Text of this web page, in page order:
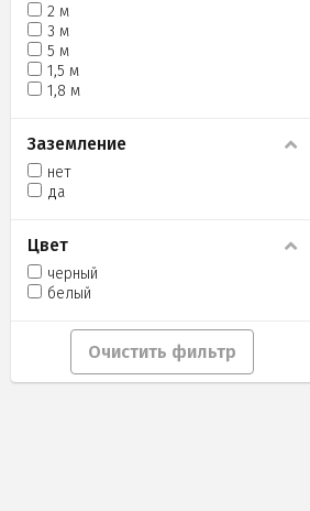
2 м
3 м
5 м
1,5 м
1,8 м
Заземление
нет
да
Цвет
черный
белый
Очистить фильтр